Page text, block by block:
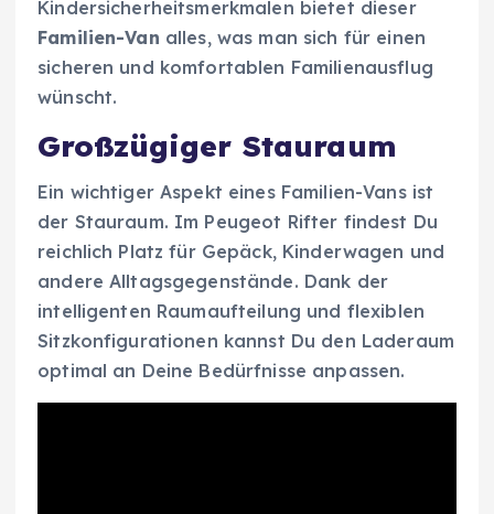
Kindersicherheitsmerkmalen bietet dieser
Familien-Van alles, was man sich für einen
sicheren und komfortablen Familienausflug
wünscht.
Großzügiger Stauraum
Ein wichtiger Aspekt eines Familien-Vans ist
der Stauraum. Im Peugeot Rifter findest Du
reichlich Platz für Gepäck, Kinderwagen und
andere Alltagsgegenstände. Dank der
intelligenten Raumaufteilung und flexiblen
Sitzkonfigurationen kannst Du den Laderaum
optimal an Deine Bedürfnisse anpassen.